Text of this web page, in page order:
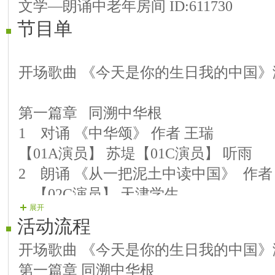
文学—朗诵中老年房间 ID:611730
节目单
开场歌曲 《今天是你的生日我的中国
第一篇章 同溯中华根
1 对诵 《中华颂》 作者 王瑞
【01A演员】 苏堤【01C演员】 听雨
2 朗诵 《从一把泥土中读中国》 作
【02C演员】 天津学生
3 对诵 《祖国在我心中》 作者 康朗英
【03A演员】玉涵 【03C演员】浩宇
4 对诵 《我的中国》 作者 李瑛
展开
活动流程
开场歌曲 《今天是你的生日我的中国
第一篇章 同溯中华根